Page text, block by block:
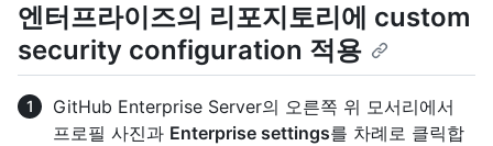
엔터프라이즈의 리포지토리에 custom
security configuration 적용
GitHub Enterprise Server의 오른쪽 위 모서리에서
프로필 사진과 Enterprise settings를 차례로 클릭합